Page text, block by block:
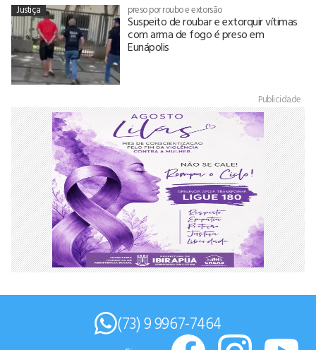
Justiça preso por roubo e extorsão
Suspeito de roubar e extorquir vítimas
com arma de fogo é preso em
Eunápolis
Publicidade
(73) 9 9967-7464